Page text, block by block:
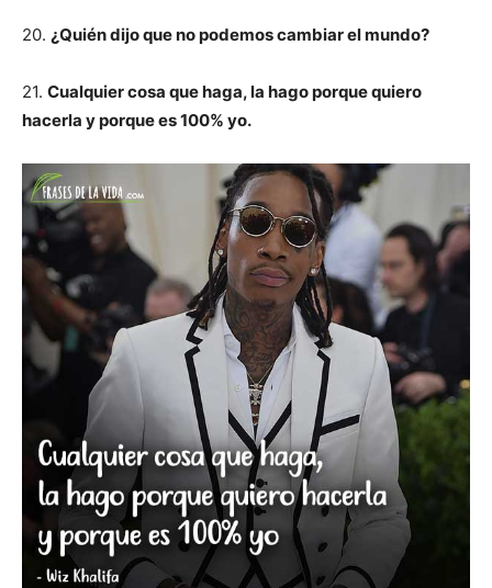
20. ¿Quién dijo que no podemos cambiar el mundo?
21. Cualquier cosa que haga, la hago porque quiero
hacerla y porque es 100% yo.